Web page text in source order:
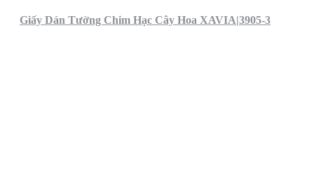
Giấy Dán Tường Chim Hạc Cây Hoa XAVIA|3905-3